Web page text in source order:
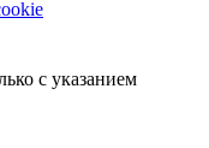
с указанием